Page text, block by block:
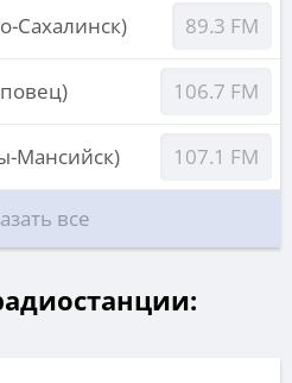
Сахалинск) 89.3 FM
106.7 FM
Мансийск) 107.1 FM
все